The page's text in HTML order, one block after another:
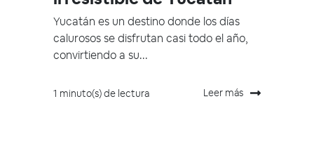
Yucatán es un destino donde los días
calurosos se disfrutan casi todo el año,
convirtiendo a su...
1 minuto(s) de lectura Leer más